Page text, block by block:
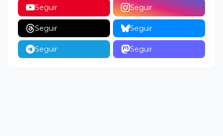
Seguir Seguir
Seguir Seguir
Seguir Seguir